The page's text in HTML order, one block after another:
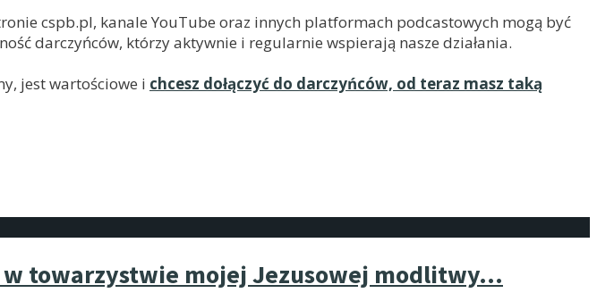
cspb.pl, kanale YouTube oraz innych platformach podcastowych mogą być
darczyńców, którzy aktywnie i regularnie wspierają nasze działania.
jest wartościowe i chcesz dołączyć do darczyńców, od teraz masz taką
w towarzystwie mojej Jezusowej modlitwy…